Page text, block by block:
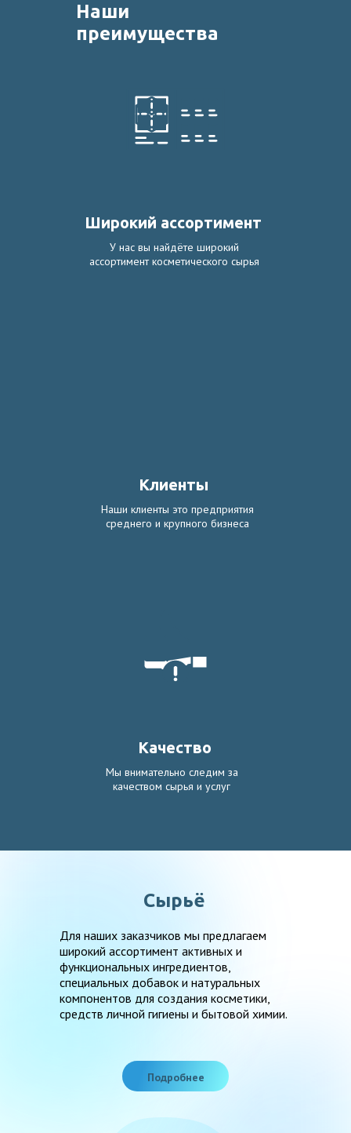
Широкий ассортимент
Качество
Клиенты
У нас вы найдёте широкий
ассортимент косметического сырья
Мы внимательно следим за
качеством сырья и услуг
Наши клиенты это предприятия
среднего и крупного бизнеса
Сырьё
Наши
преимущества
Для наших заказчиков мы предлагаем
широкий ассортимент активных и
функциональных ингредиентов,
специальных добавок и натуральных
компонентов для создания косметики,
средств личной гигиены и бытовой химии.
Подробнее